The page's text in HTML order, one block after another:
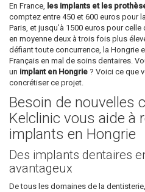
En France, les implants et les
comptez entre 450 et 600 euros pour
Paris, et jusqu’à 1500 euros pour
en moyenne deux à trois fois plus
défiant toute concurrence, la Hongrie
Français en mal de soins dentaires.
un implant en Hongrie ? Voici ce que
concrétiser ce projet.
Besoin de nouvelles
Kelclinic vous aide à
implants en Hongrie
Des implants dentaires
avantageux
De tous les domaines de la dentisterie,